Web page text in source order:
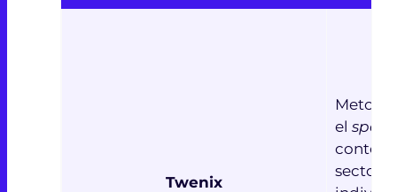
Twenix
el
sector